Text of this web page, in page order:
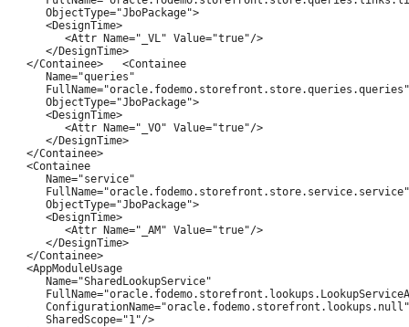
      ObjectType="JboPackage">
      <DesignTime>
         <Attr Name="_VL" Value="true"/>
      </DesignTime>
   </Containee>   <Containee
      Name="queries"
      FullName="oracle.fodemo.storefront.store.queries.queries"
      ObjectType="JboPackage">
      <DesignTime>
         <Attr Name="_VO" Value="true"/>
      </DesignTime>
   </Containee>
   <Containee
      Name="service"
      FullName="oracle.fodemo.storefront.store.service.service"
      ObjectType="JboPackage">
      <DesignTime>
         <Attr Name="_AM" Value="true"/>
      </DesignTime>
   </Containee>
   <AppModuleUsage
      Name="SharedLookupService"
      ConfigurationName="oracle.fodemo.storefront.lookups.null"
      SharedScope="1"/>